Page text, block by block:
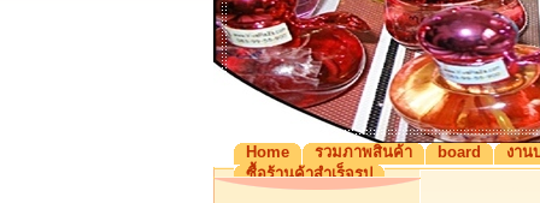
Home รวมภาพสินค้า board งาน
ซื้อร้านค้าสำเร็จรูป